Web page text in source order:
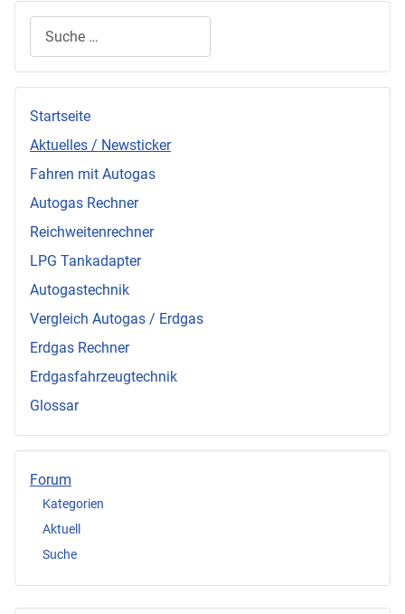
Startseite
Aktuelles / Newsticker
Fahren mit Autogas
Autogas Rechner
Reichweitenrechner
LPG Tankadapter
Autogastechnik
Vergleich Autogas / Erdgas
Erdgas Rechner
Erdgasfahrzeugtechnik
Glossar
Forum
Kategorien
Aktuell
Suche